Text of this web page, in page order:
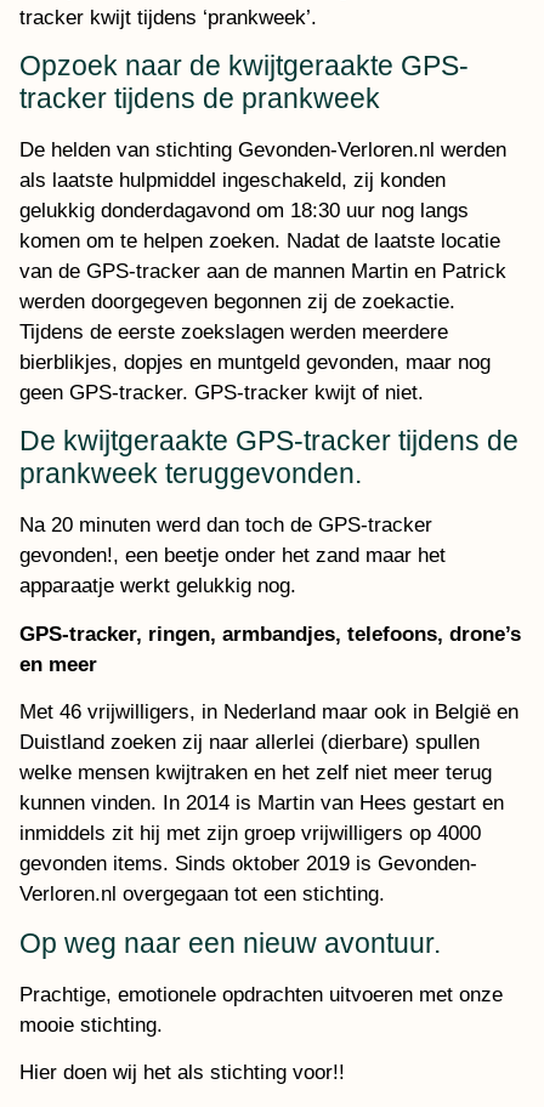
tracker kwijt tijdens ‘prankweek’.
Opzoek naar de kwijtgeraakte GPS-
tracker tijdens de prankweek
De helden van stichting Gevonden-Verloren.nl werden
als laatste hulpmiddel ingeschakeld, zij konden
gelukkig donderdagavond om 18:30 uur nog langs
komen om te helpen zoeken. Nadat de laatste locatie
van de GPS-tracker aan de mannen Martin en Patrick
werden doorgegeven begonnen zij de zoekactie.
Tijdens de eerste zoekslagen werden meerdere
bierblikjes, dopjes en muntgeld gevonden, maar nog
geen GPS-tracker. GPS-tracker kwijt of niet.
De kwijtgeraakte GPS-tracker tijdens de
prankweek teruggevonden.
Na 20 minuten werd dan toch de GPS-tracker
gevonden!, een beetje onder het zand maar het
apparaatje werkt gelukkig nog.
GPS-tracker, ringen, armbandjes, telefoons, drone’s
en meer
Met 46 vrijwilligers, in Nederland maar ook in België en
Duistland zoeken zij naar allerlei (dierbare) spullen
welke mensen kwijtraken en het zelf niet meer terug
kunnen vinden. In 2014 is Martin van Hees gestart en
inmiddels zit hij met zijn groep vrijwilligers op 4000
gevonden items. Sinds oktober 2019 is Gevonden-
Verloren.nl overgegaan tot een stichting.
Op weg naar een nieuw avontuur.
Prachtige, emotionele opdrachten uitvoeren met onze
mooie stichting.
Hier doen wij het als stichting voor!!